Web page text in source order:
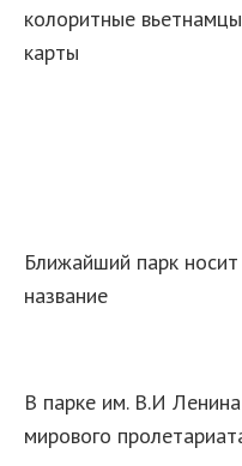
колоритные
карты
Ближайший парк
название
В парке им. В.И
мирового